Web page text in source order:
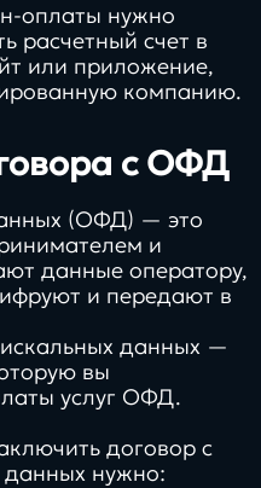
оплаты нужно
расчетный счет в
или приложение,
компанию.
с ОФД
(ОФД) — это
и
данные оператору,
и передают в
данных —
вы
услуг ОФД.
договор с
нужно: